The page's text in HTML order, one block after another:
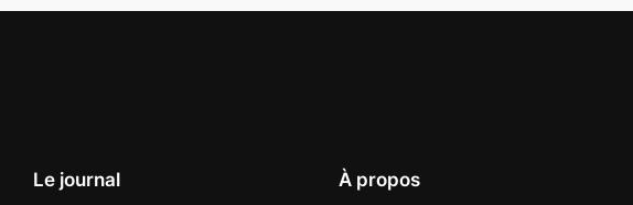
Le journal À propos